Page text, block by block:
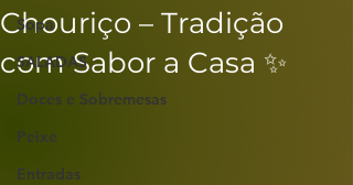
Sopa
SALADAS
Doces e Sobremesas
Peixe
Entradas
Chouriço – Tradição
com Sabor a Casa ✨